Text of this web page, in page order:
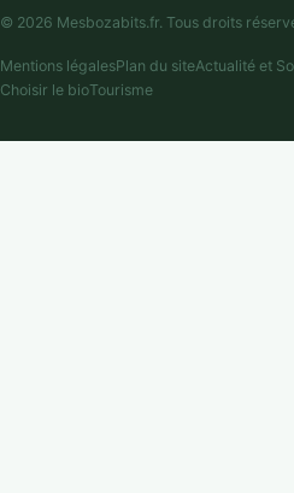
© 2026 Mesbozabits.fr. Tous droits
Mentions légalesPlan du siteActualité et
Choisir le bioTourisme